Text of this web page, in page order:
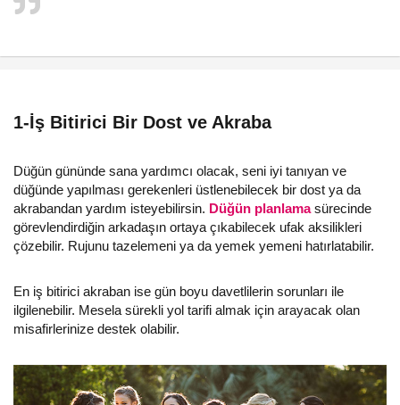
1-İş Bitirici Bir Dost ve Akraba
Düğün gününde sana yardımcı olacak, seni iyi tanıyan ve
düğünde yapılması gerekenleri üstlenebilecek bir dost ya da
akrabandan yardım isteyebilirsin. Düğün planlamasürecinde
görevlendirdiğin arkadaşın ortaya çıkabilecek ufak aksilikleri
çözebilir. Rujunu tazelemeni ya da yemek yemeni hatırlatabilir.
En iş bitirici akraban ise gün boyu davetlilerin sorunları ile
ilgilenebilir. Mesela sürekli yol tarifi almak için arayacak olan
misafirlerinize destek olabilir.